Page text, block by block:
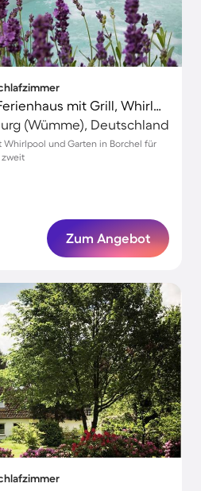
Voll ausgestattetes Ferienhaus mit Grill, Whirlpool und Terrasse | Perfekt für die Arbeit von Zuhause
(Wümme), Deutschland
Whirlpool und Garten in Borchel für
zweit
Zum Angebot